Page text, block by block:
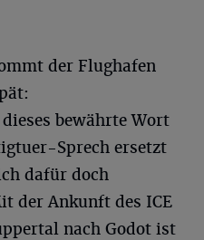
der Flughafen
bewährte Wort
Sprech ersetzt
dafür doch
der Ankunft des ICE
nach Godot ist